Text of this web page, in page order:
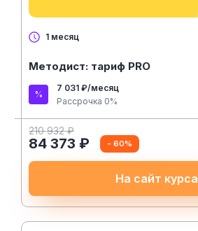
1 месяц
Методист: тариф PRO
7 031 ₽/месяц
Рассрочка 0%
210 932 ₽
84 373 ₽ - 60%
На сайт курса